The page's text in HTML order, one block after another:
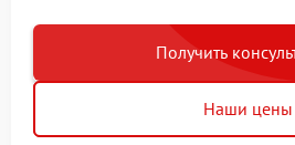
Получить
Наши цены